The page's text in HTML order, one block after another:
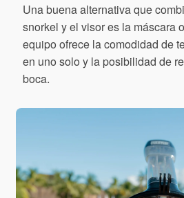
Una buena alternativa que
snorkel y el visor es la máscara
equipo ofrece la comodidad de
en uno solo y la posibilidad de
boca.